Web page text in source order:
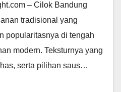
– Cilok Bandung
tradisional yang
popularitasnya di tengah
modern. Teksturnya yang
serta pilihan saus…